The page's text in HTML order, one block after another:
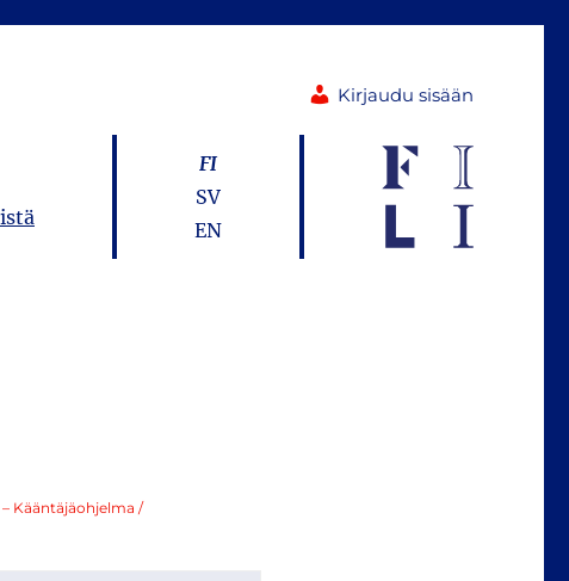
Kirjaudu sisään
FI
SV
EN
Kääntäjäohjelma /